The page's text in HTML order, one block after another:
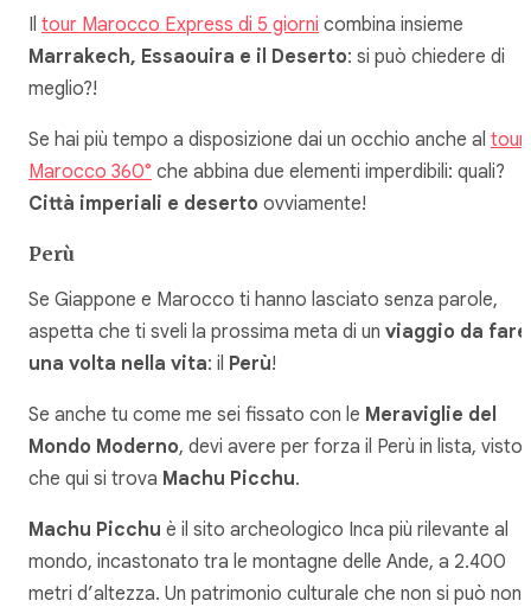
Il tour Marocco Express di 5 giorni combina insieme
Marrakech, Essaouira e il Deserto: si può chiedere di
meglio?!
Se hai più tempo a disposizione dai un occhio anche al tour
Marocco 360° che abbina due elementi imperdibili: quali?
Città imperiali e deserto ovviamente!
Perù
Se Giappone e Marocco ti hanno lasciato senza parole,
aspetta che ti sveli la prossima meta di un viaggio da fare
una volta nella vita: il Perù!
Se anche tu come me sei fissato con le Meraviglie del
Mondo Moderno, devi avere per forza il Perù in lista, visto
che qui si trova Machu Picchu.
Machu Picchu è il sito archeologico Inca più rilevante al
mondo, incastonato tra le montagne delle Ande, a 2.400
metri d’altezza. Un patrimonio culturale che non si può non